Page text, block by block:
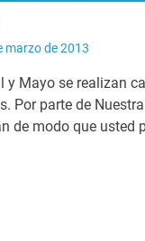
marzo de 2013
y Mayo se realizan
Por parte de
de modo que usted